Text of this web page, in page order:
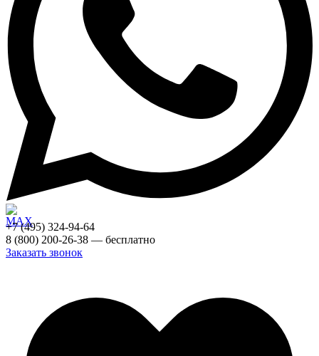
+7 (495) 324-94-64
8 (800) 200-26-38 — бесплатно
Заказать звонок